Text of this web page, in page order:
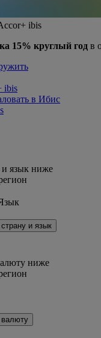
ibis
15% круглый год в
ibis
в Ибис
и язык ниже
и язык
ниже